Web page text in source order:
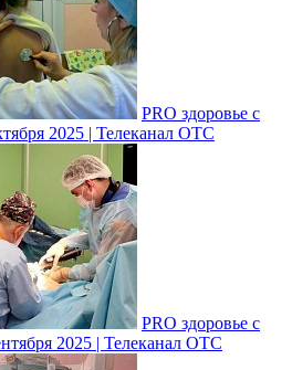
PRO здоровье с
2025 | Телеканал ОТС
PRO здоровье с
2025 | Телеканал ОТС